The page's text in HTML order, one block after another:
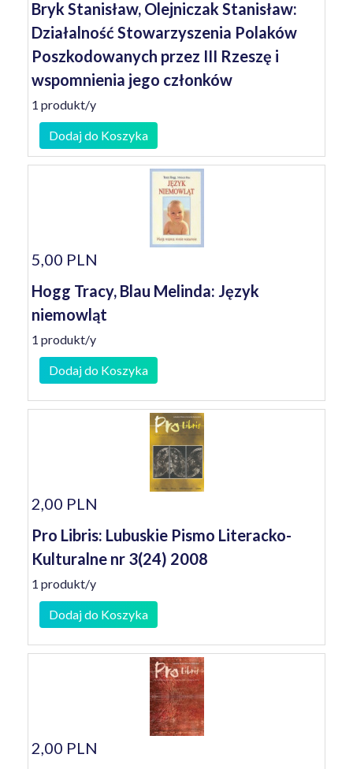
Bryk Stanisław, Olejniczak Stanisław:
Działalność Stowarzyszenia Polaków
Poszkodowanych przez III Rzeszę i
wspomnienia jego członków
1 produkt/y
Dodaj do Koszyka
5,00 PLN
Hogg Tracy, Blau Melinda: Język
niemowląt
1 produkt/y
Dodaj do Koszyka
2,00 PLN
Pro Libris: Lubuskie Pismo Literacko-
Kulturalne nr 3(24) 2008
1 produkt/y
Dodaj do Koszyka
2,00 PLN